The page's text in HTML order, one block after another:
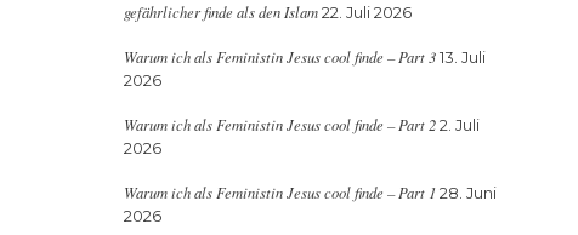
gefährlicher finde als den Islam 22. Juli 2026
Warum ich als Feministin Jesus cool finde – Part 3 13. Juli
2026
Warum ich als Feministin Jesus cool finde – Part 2 2. Juli
2026
Warum ich als Feministin Jesus cool finde – Part 1 28. Juni
2026